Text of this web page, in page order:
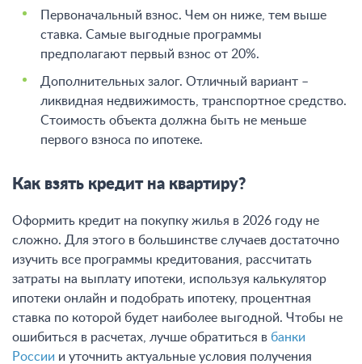
Первоначальный взнос. Чем он ниже, тем выше
ставка. Самые выгодные программы
предполагают первый взнос от 20%.
Дополнительных залог. Отличный вариант –
ликвидная недвижимость, транспортное средство.
Стоимость объекта должна быть не меньше
первого взноса по ипотеке.
Как взять кредит на квартиру?
Оформить кредит на покупку жилья в 2026 году не
сложно. Для этого в большинстве случаев достаточно
изучить все программы кредитования, рассчитать
затраты на выплату ипотеки, используя калькулятор
ипотеки онлайн и подобрать ипотеку, процентная
ставка по которой будет наиболее выгодной. Чтобы не
ошибиться в расчетах, лучше обратиться в банки
России и уточнить актуальные условия получения